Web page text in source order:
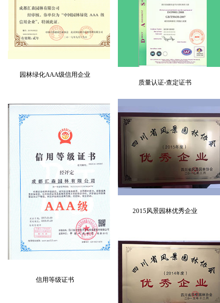
园林绿化AAA级信用企业
质量认证-查定证书
信用等级证书
2015风景园林优秀企业